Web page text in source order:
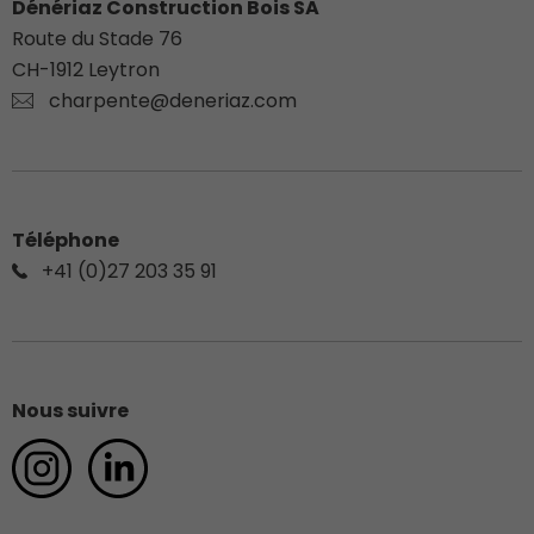
Dénériaz Construction Bois SA
Route du Stade 76
CH-1912 Leytron
charpente@deneriaz.com
Téléphone
+41 (0)27 203 35 91
Nous suivre